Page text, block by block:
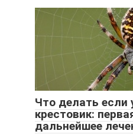
Что делать если
крестовик:
дальнейшее